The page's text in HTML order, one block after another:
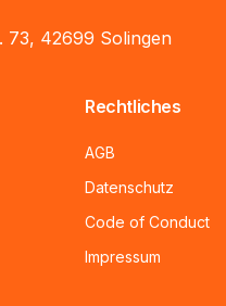
73, 42699 Solingen
Rechtliches
AGB
Datenschutz
Code of Conduct
Impressum